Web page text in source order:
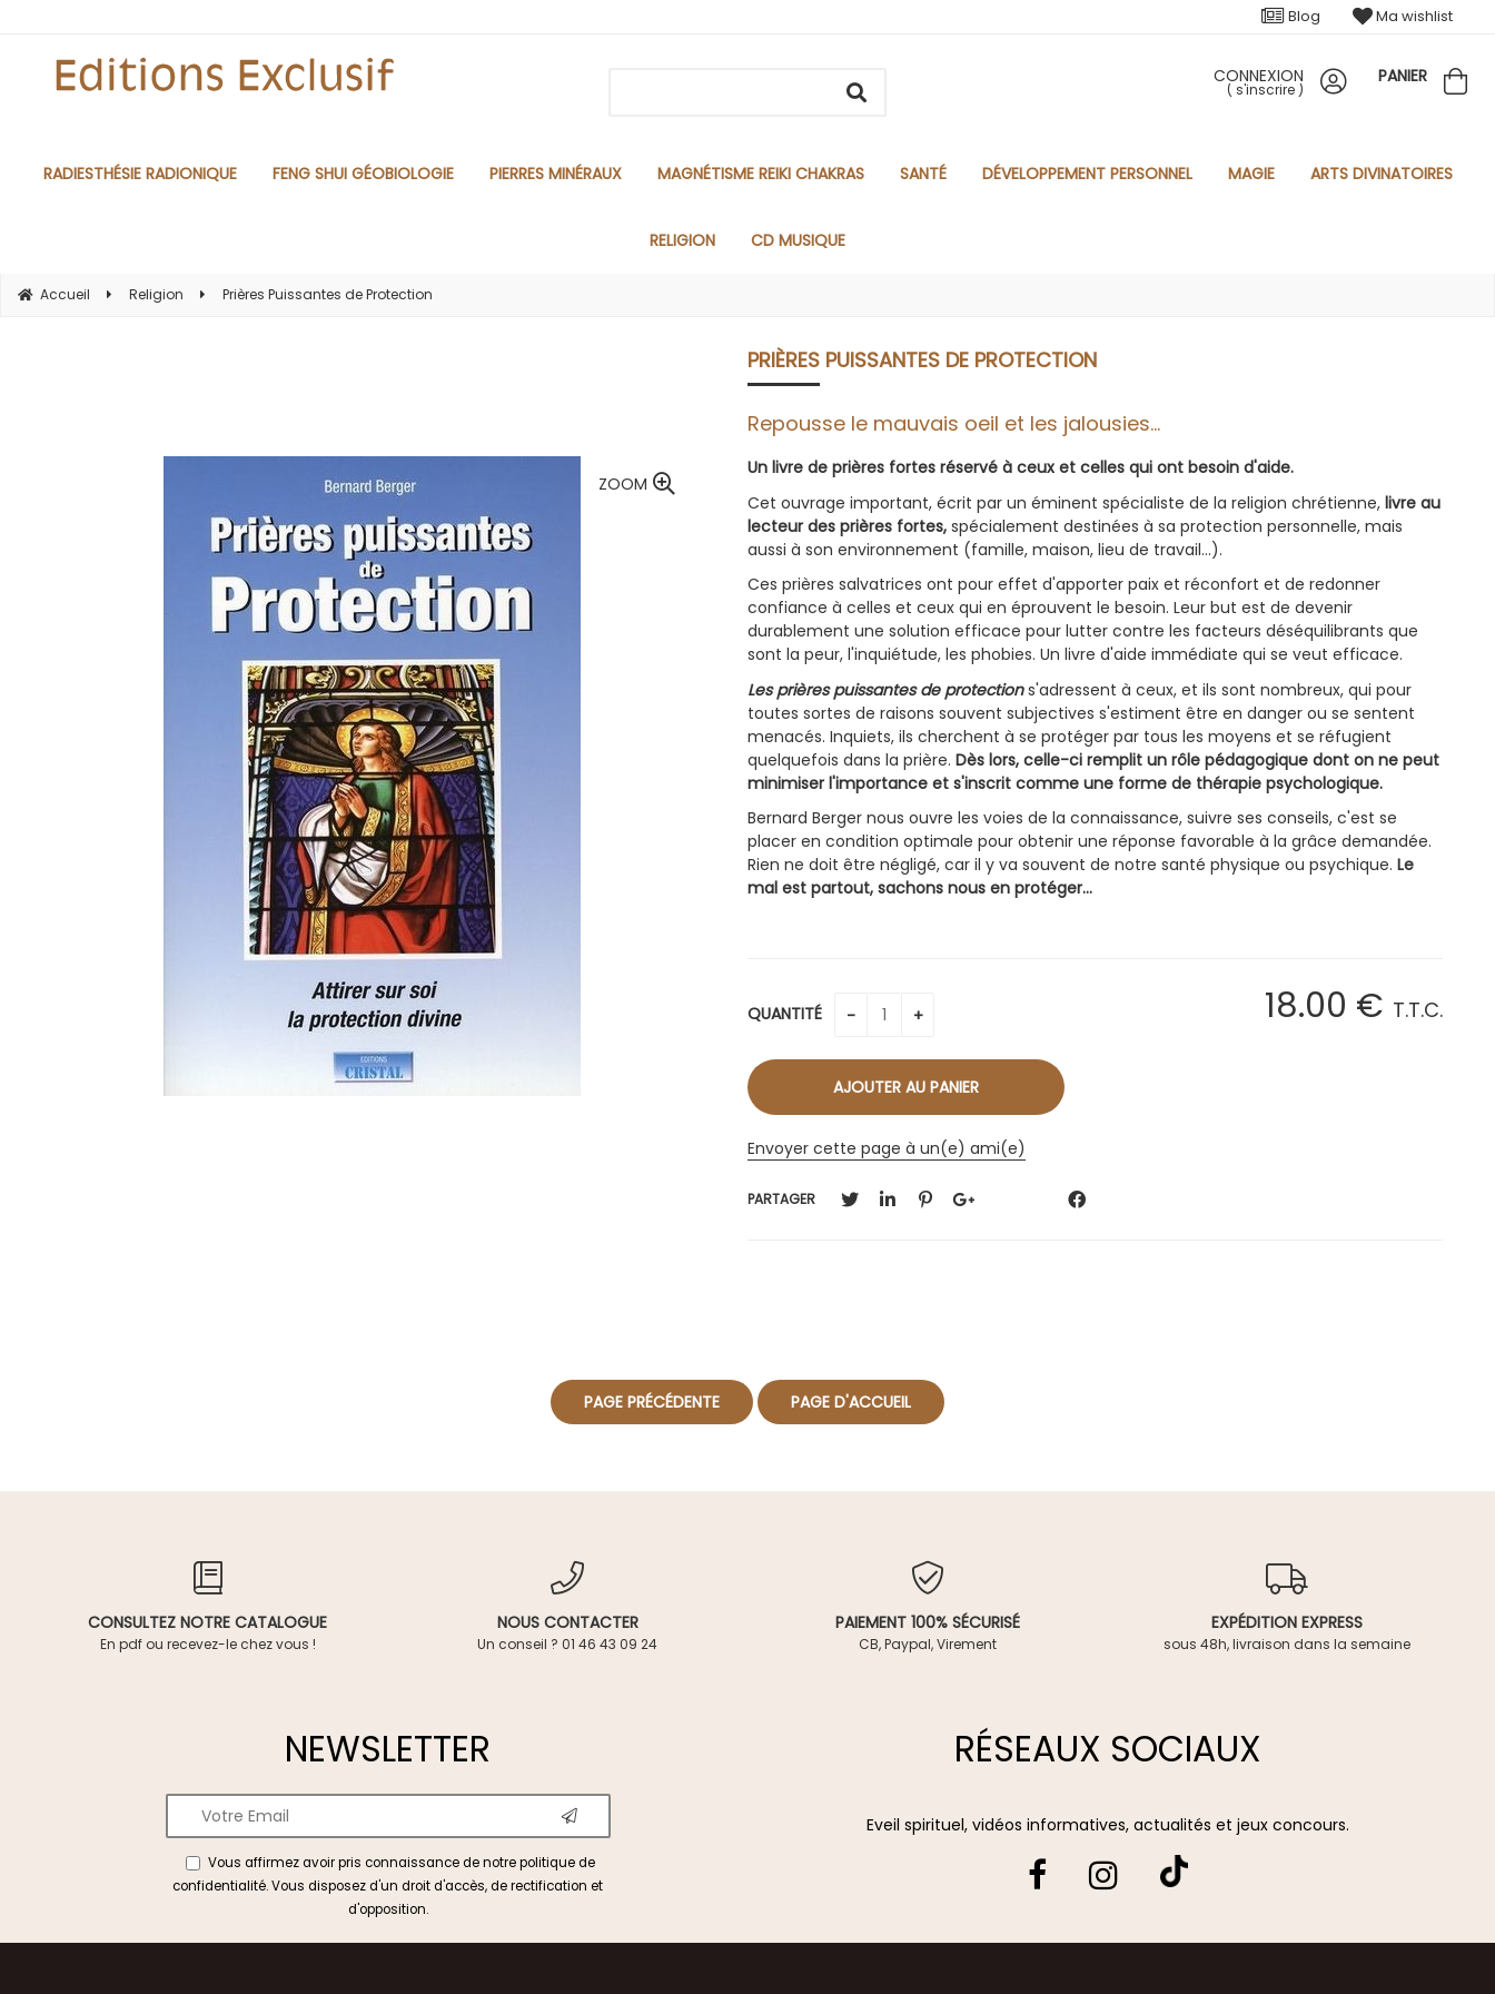
CONNEXION
( s'inscrire )
PANIER
RADIESTHÉSIE RADIONIQUE FENG SHUI GÉOBIOLOGIE PIERRES MINÉRAUX MAGNÉTISME REIKI CHAKRAS SANTÉ DÉVELOPPEMENT PERSONNEL MAGIE ARTS DIVINATOIRES
RELIGION CD MUSIQUE
Accueil Religion Prières Puissantes de Protection
PRIÈRES PUISSANTES DE PROTECTION
Repousse le mauvais oeil et les jalousies...
ZOOM
Un livre de prières fortes réservé à ceux et celles qui ont besoin d'aide.
Cet ouvrage important, écrit par un éminent spécialiste de la religion chrétienne, livre au
lecteur des prières fortes, spécialement destinées à sa protection personnelle, mais
aussi à son environnement (famille, maison, lieu de travail...).
Ces prières salvatrices ont pour effet d'apporter paix et réconfort et de redonner
confiance à celles et ceux qui en éprouvent le besoin. Leur but est de devenir
durablement une solution efficace pour lutter contre les facteurs déséquilibrants que
sont la peur, l'inquiétude, les phobies. Un livre d'aide immédiate qui se veut efficace.
Les prières puissantes de protections'adressent à ceux, et ils sont nombreux, qui pour
toutes sortes de raisons souvent subjectives s'estiment être en danger ou se sentent
menacés. Inquiets, ils cherchent à se protéger par tous les moyens et se réfugient
quelquefois dans la prière. Dès lors, celle-ci remplit un rôle pédagogique dont on ne peut
minimiser l'importance et s'inscrit comme une forme de thérapie psychologique.
Bernard Berger nous ouvre les voies de la connaissance, suivre ses conseils, c'est se
placer en condition optimale pour obtenir une réponse favorable à la grâce demandée.
Rien ne doit être négligé, car il y va souvent de notre santé physique ou psychique. Le
mal est partout, sachons nous en protéger...
18.00 € T.T.C.
QUANTITÉ
Envoyer cette page à un(e) ami(e)
PARTAGER
Blog Ma wishlist
CONSULTEZ NOTRE CATALOGUE
En pdf ou recevez-le chez vous !
NOUS CONTACTER
Un conseil ? 01 46 43 09 24
PAIEMENT 100% SÉCURISÉ
CB, Paypal, Virement
EXPÉDITION EXPRESS
sous 48h, livraison dans la semaine
NEWSLETTER
Vous affirmez avoir pris connaissance de notrepolitique de
confidentialité. Vous disposez d'un droit d'accès, de rectification et
d'opposition.
RÉSEAUX SOCIAUX
Eveil spirituel, vidéos informatives, actualités et jeux concours.